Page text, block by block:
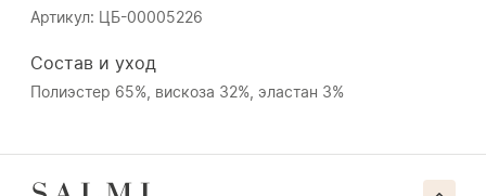
Артикул: ЦБ-00005226
Состав и уход
Полиэстер 65%, вискоза 32%, эластан 3%